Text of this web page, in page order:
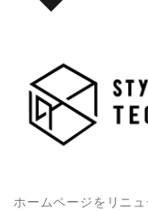
ホームページをリニ